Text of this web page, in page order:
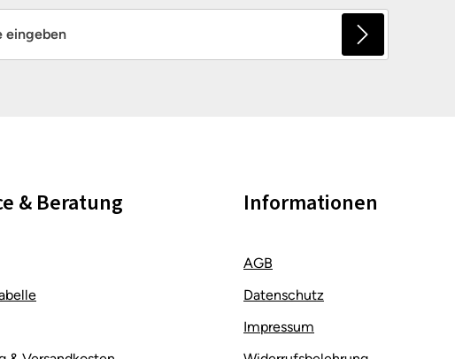
& Beratung Informationen
AGB
Datenschutz
Impressum